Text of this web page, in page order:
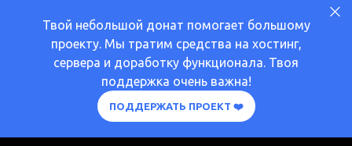
Твой небольшой донат помогает большому
проекту. Мы тратим средства на хостинг,
сервера и доработку функционала. Твоя
поддержка очень важна!
ПОДДЕРЖАТЬ ПРОЕКТ ❤️